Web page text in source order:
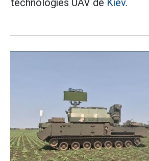
technologies UAV de Kiev.